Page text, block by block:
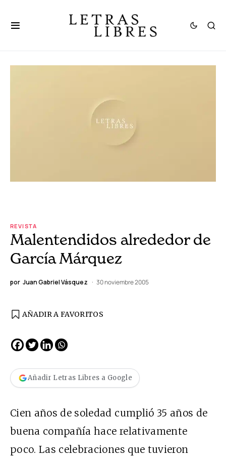
REVISTA
Malentendidos alrededor de
García Márquez
por Juan Gabriel Vásquez 30 noviembre 2005
AÑADIR A FAVORITOS
Añadir Letras Libres a Google
Cien años de soledad cumplió 35 años de
buena compañía hace relativamente
poco. Las celebraciones que tuvieron